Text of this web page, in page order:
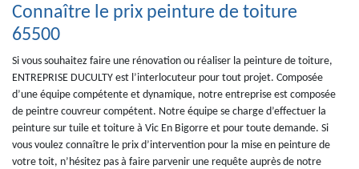
Connaître le prix peinture de toiture
65500
Si vous souhaitez faire une rénovation ou réaliser la peinture de toiture,
ENTREPRISE DUCULTY est l’interlocuteur pour tout projet. Composée
d’une équipe compétente et dynamique, notre entreprise est composée
de peintre couvreur compétent. Notre équipe se charge d’effectuer la
peinture sur tuile et toiture à Vic En Bigorre et pour toute demande. Si
vous voulez connaître le prix d’intervention pour la mise en peinture de
votre toit, n’hésitez pas à faire parvenir une requête auprès de notre